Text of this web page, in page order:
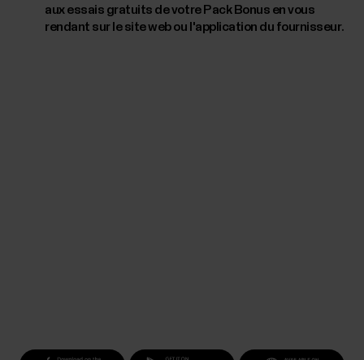
aux essais gratuits de votre Pack Bonus en vous
rendant sur le site web ou l'application du fournisseur.